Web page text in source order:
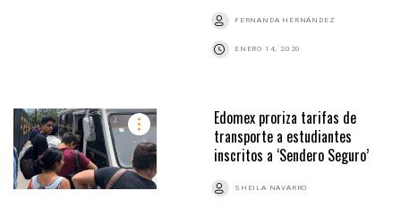
FERNANDA HERNÁNDEZ
ENERO 14, 2020
Edomex proriza tarifas de
transporte a estudiantes
inscritos a ‘Sendero Seguro’
SHEILA NAVARRO